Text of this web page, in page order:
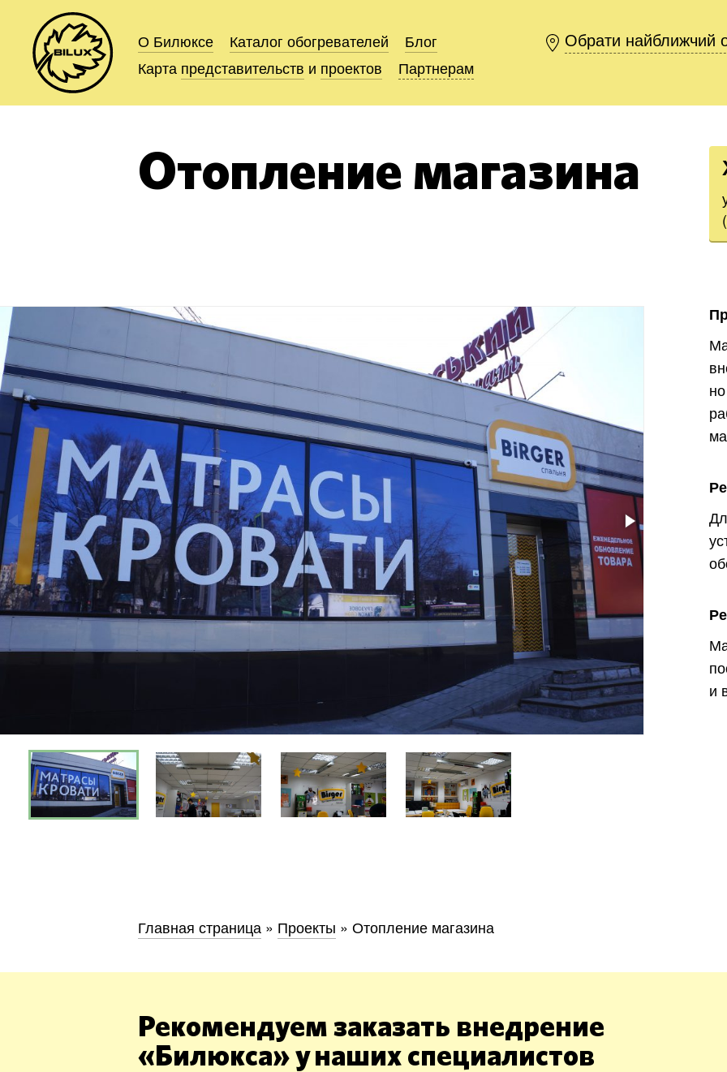
О Билюксе Каталог обогревателей
Блог
Карта представительств и проектов Партнерам
Обрати найближчий
О Билюксе Каталог обогревателей
Блог
Карта представительств и проектов Партнерам
Обрати найближчий
Отопление магазина
и
Главная страница » Проекты » Отопление магазина
Рекомендуем заказать внедрение
«Билюкса» у наших специалистов
Область